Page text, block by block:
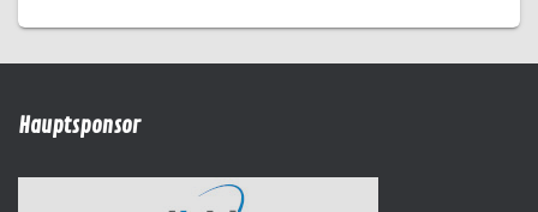
Hauptsponsor